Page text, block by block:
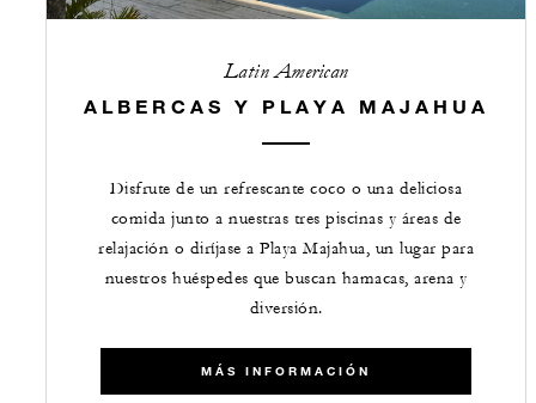
Latin American
ALBERCAS Y PLAYA MAJAHUA
Disfrute de un refrescante coco o una deliciosa
comida junto a nuestras tres piscinas y áreas de
relajación o diríjase a Playa Majahua, un lugar para
nuestros huéspedes que buscan hamacas, arena y
diversión.
MÁS INFORMACIÓN